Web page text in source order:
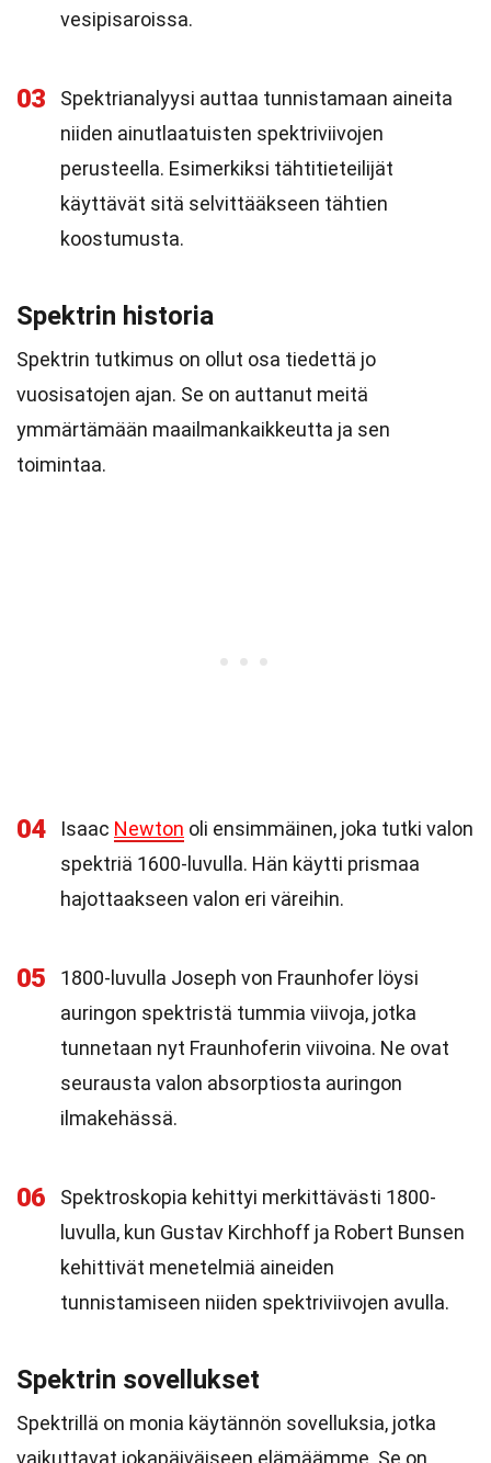
vesipisaroissa.
03
Spektrianalyysi auttaa tunnistamaan aineita
niiden ainutlaatuisten spektriviivojen
perusteella. Esimerkiksi tähtitieteilijät
käyttävät sitä selvittääkseen tähtien
koostumusta.
Spektrin historia
Spektrin tutkimus on ollut osa tiedettä jo
vuosisatojen ajan. Se on auttanut meitä
ymmärtämään maailmankaikkeutta ja sen
toimintaa.
04 Isaac Newton oli ensimmäinen, joka tutki valon
spektriä 1600-luvulla. Hän käytti prismaa
hajottaakseen valon eri väreihin.
05
1800-luvulla Joseph von Fraunhofer löysi
auringon spektristä tummia viivoja, jotka
tunnetaan nyt Fraunhoferin viivoina. Ne ovat
seurausta valon absorptiosta auringon
ilmakehässä.
06
Spektroskopia kehittyi merkittävästi 1800-
luvulla, kun Gustav Kirchhoff ja Robert Bunsen
kehittivät menetelmiä aineiden
tunnistamiseen niiden spektriviivojen avulla.
Spektrin sovellukset
Spektrillä on monia käytännön sovelluksia, jotka
vaikuttavat jokapäiväiseen elämäämme. Se on